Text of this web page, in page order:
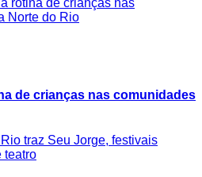
de crianças nas comunidades